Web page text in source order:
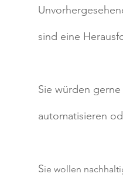
sind eine
Sie würden
automatisieren
Sie wollen